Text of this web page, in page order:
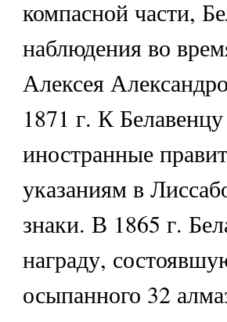
компасной части,
наблюдения во
Алексея
1871 г. К
иностранные
указаниям в
знаки. В 1865 г.
награду,
осыпанного 32